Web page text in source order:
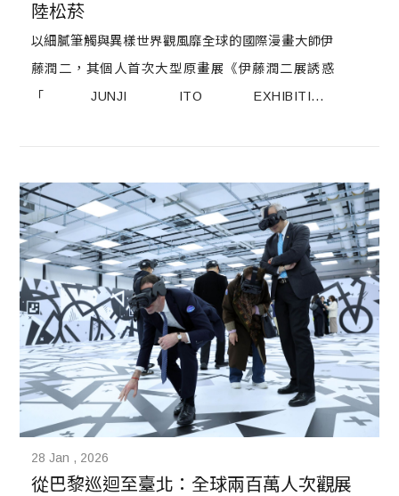
陸松菸
以細膩筆觸與異樣世界觀風靡全球的國際漫畫大師伊
藤潤二，其個人首次大型原畫展《伊藤潤二展誘惑
「JUNJI ITO EXHIBITION:
28 Jan , 2026
從巴黎巡迴至臺北：全球兩百萬人次觀展